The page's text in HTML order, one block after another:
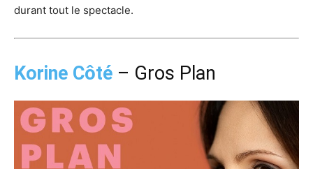
durant tout le spectacle.
Korine Côté – Gros Plan